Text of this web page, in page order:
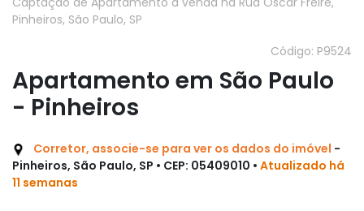
Pinheiros, São Paulo, SP
Código: P9524
Apartamento em São Paulo
- Pinheiros
Corretor, associe-se para ver os dados do imóvel -
Pinheiros, São Paulo, SP • CEP: 05409010 • Atualizado há
11 semanas